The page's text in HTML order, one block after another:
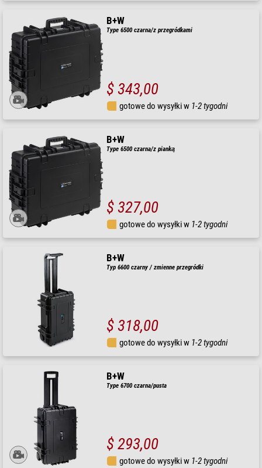
B+W
Type 6500 czarna/z przegródkami
$ 343,00
gotowe do wysyłki w 1-2 tygodni
B+W
Type 6500 czarna/z pianką
$ 327,00
gotowe do wysyłki w 1-2 tygodni
B+W
Typ 6600 czarny / zmienne przegródki
$ 318,00
gotowe do wysyłki w 1-2 tygodni
B+W
Type 6700 czarna/pusta
$ 293,00
gotowe do wysyłki w 1-2 tygodni